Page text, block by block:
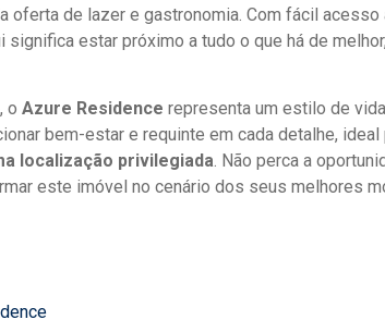
oferta de lazer e gastronomia. Com fácil
estar próximo a tudo o que há de
o Azure Residence representa um estilo de
bem-estar e requinte em cada detalhe, ideal
localização privilegiada. Não perca a
este imóvel no cenário dos seus melhores